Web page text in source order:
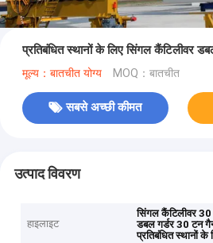
प्रतिबंधित स्थानों के लिए सिंगल कैंटिलीवर
मूल्य：बातचीत योग्य MOQ：बातचीत
सबसे अच्छी कीमत
उत्पाद विवरण
हाइलाइट
सिंगल कैंटिलीवर
डबल गर्डर 30 टन
प्रतिबंधित स्थानों